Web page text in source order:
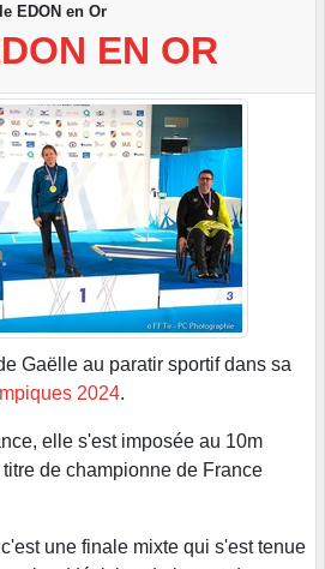
EDON en Or
EN OR
Gaëlle au paratir sportif dans sa
2024.
elle s'est imposée au 10m
de championne de France
une finale mixte qui s'est tenue